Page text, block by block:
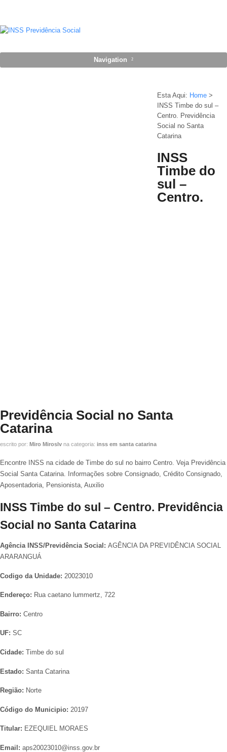
Navigation
Esta Aqui: Home >
INSS Timbe do sul –
Centro. Previdência
Social no Santa
Catarina
INSS
Timbe do
sul –
Centro.
Previdência Social no Santa
Catarina
escrito por: Miro Miroslv na categoria: inss em santa catarina
Encontre INSS na cidade de Timbe do sul no bairro Centro. Veja Previdência
Social Santa Catarina. Informações sobre Consignado, Crédito Consignado,
Aposentadoria, Pensionista, Auxilio
INSS Timbe do sul – Centro. Previdência
Social no Santa Catarina
Agência INSS/Previdência Social: AGÊNCIA DA PREVIDÊNCIA SOCIAL
ARARANGUÁ
Codigo da Unidade: 20023010
Endereço: Rua caetano lummertz, 722
Bairro: Centro
UF: SC
Cidade: Timbe do sul
Estado: Santa Catarina
Região: Norte
Código do Municipio: 20197
Titular: EZEQUIEL MORAES
Email: aps20023010@inss.gov.br